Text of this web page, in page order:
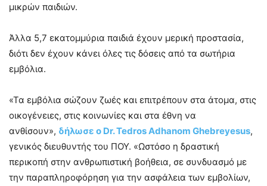
μικρών παιδιών.
Άλλα 5,7 εκατομμύρια παιδιά έχουν μερική προστασία,
διότι δεν έχουν κάνει όλες τις δόσεις από τα σωτήρια
εμβόλια.
«Τα εμβόλια σώζουν ζωές και επιτρέπουν στα άτομα, στις
οικογένειες, στις κοινωνίες και στα έθνη να
ανθίσουν», δήλωσε ο Dr. Tedros Adhanom Ghebreyesus,
γενικός διευθυντής του ΠΟΥ. «Ωστόσο η δραστική
περικοπή στην ανθρωπιστική βοήθεια, σε συνδυασμό με
την παραπληροφόρηση για την ασφάλεια των εμβολίων,